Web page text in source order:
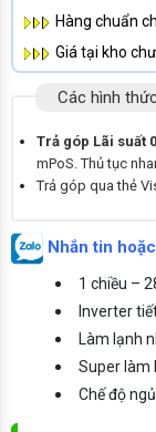
Hàng chuẩn
Giá tại kho
Các hình
Trả góp Lãi suất
mPoS. Thủ tục
Trả góp qua thẻ
Nhắn tin
1 chiều –
Inverter
Làm lạnh
Super làm
Chế độ